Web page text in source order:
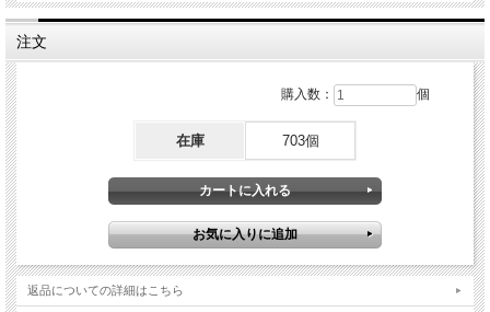
注文
購入数： 個
在庫 703個
返品についての詳細はこちら